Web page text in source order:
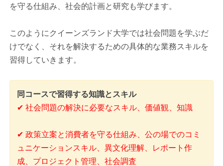
を守る仕組み、社会的計画と研究も学びます。
このようにクイーンズランド大学では社会問題を学ぶだ
けでなく、それを解決するための具体的な業務スキルを
習得していきます。
同コースで習得する知識とスキル
✔ 社会問題の解決に必要なスキル、価値観、知識
✔ 政策立案と消費者を守る仕組み、公の場でのコミ
ュニケーションスキル、異文化理解、レポート作
成、プロジェクト管理、社会調査